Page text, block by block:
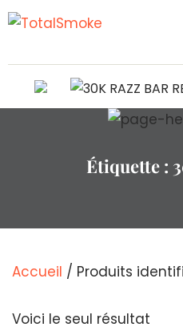
Étiquette :
Accueil / Produits
Voici le seul résultat